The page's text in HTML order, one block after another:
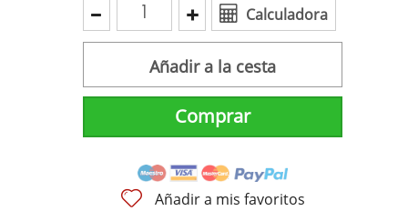
Calculadora
Añadir a la cesta
Comprar
Añadir a mis favoritos